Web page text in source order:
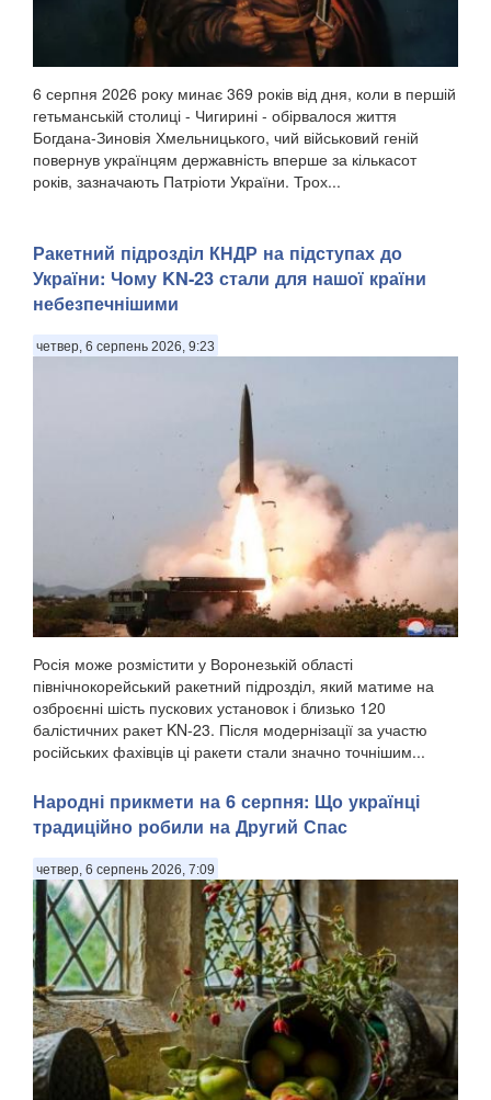
6 серпня 2026 року минає 369 років від дня, коли в першій
гетьманській столиці - Чигирині - обірвалося життя
Богдана-Зиновія Хмельницького, чий військовий геній
повернув українцям державність вперше за кількасот
років, зазначають Патріоти України. Трох...
Ракетний підрозділ КНДР на підступах до
України: Чому KN-23 стали для нашої країни
небезпечнішими
четвер, 6 серпень 2026, 9:23
Росія може розмістити у Воронезькій області
північнокорейський ракетний підрозділ, який матиме на
озброєнні шість пускових установок і близько 120
балістичних ракет KN-23. Після модернізації за участю
російських фахівців ці ракети стали значно точнішим...
Народні прикмети на 6 серпня: Що українці
традиційно робили на Другий Спас
четвер, 6 серпень 2026, 7:09